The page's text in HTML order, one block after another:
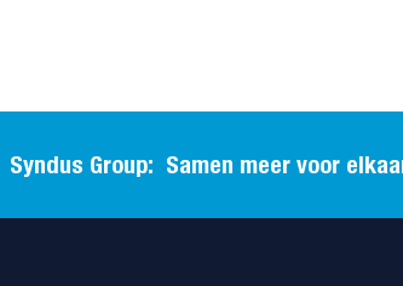
Syndus Group: Samen meer voor elkaar